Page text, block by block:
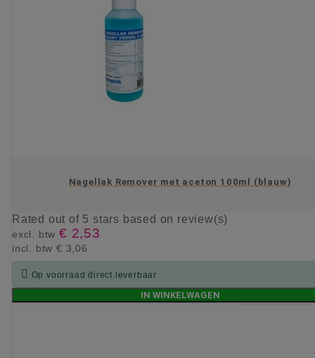
Nagellak Remover met aceton 100ml (blauw)
Rated out of 5 stars based on review(s)
excl. btw € 2,53
incl. btw € 3,06
 Op voorraad direct leverbaar
IN WINKELWAGEN